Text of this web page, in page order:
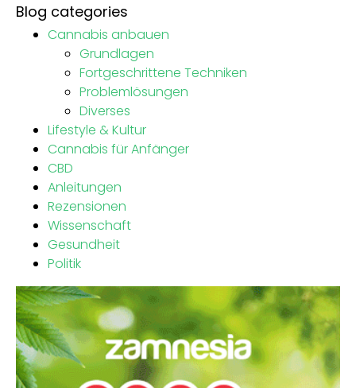
Blog categories
Cannabis anbauen
Grundlagen
Fortgeschrittene Techniken
Problemlösungen
Diverses
Lifestyle & Kultur
Cannabis für Anfänger
CBD
Anleitungen
Rezensionen
Wissenschaft
Gesundheit
Politik